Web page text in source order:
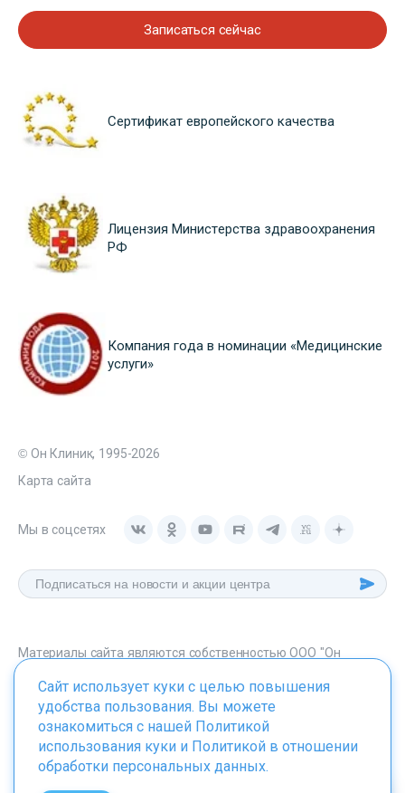
Записаться сейчас
Сертификат европейского качества
Лицензия Министерства здравоохранения
РФ
Компания года в номинации «Медицинские
услуги»
© Он Клиник, 1995-2026
Карта сайта
Мы в соцсетях
Материалы сайта являются собственностью ООО "Он
onclinic.ru запрещено в соответствии со статьей 1259 ГК. РФ.
ИМЕЮТСЯ ПРОТИВОПОКАЗАНИЯ. НЕОБХОДИМО
Сайт использует куки с целью повышения
удобства пользования. Вы можете
ознакомиться с нашей Политикой
использования куки и Политикой в отношении
обработки персональных данных.